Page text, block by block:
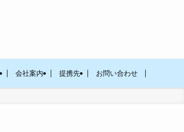
会社案内 提携先 お問い合わせ